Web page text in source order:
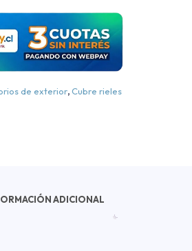
de exterior,Cubre rieles
ADICIONAL